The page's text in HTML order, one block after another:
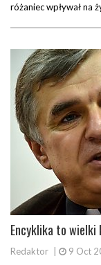
różaniec wpływał na
Encyklika to wielki
Redaktor
9 Oct